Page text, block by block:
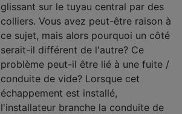
glissant sur le tuyau central par des
colliers. Vous avez peut-être raison à
ce sujet, mais alors pourquoi un côté
serait-il différent de l'autre? Ce
problème peut-il être lié à une fuite /
conduite de vide? Lorsque cet
échappement est installé,
l'installateur branche la conduite de